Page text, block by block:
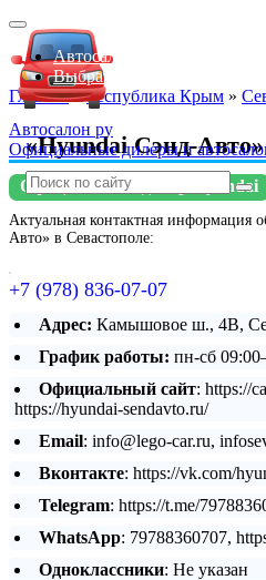
Автосалон ру
Официальные дилеры и
Автосалоны Lada
Выбрать город
Главная » Республика Крым »
«Hyundai Сэнд-
Официальный дилер Hyundai
Актуальная контактная информация
Авто» в Севастополе:
+7 (978) 836-07-07
Адрес: Камышовое ш., 4В,
График работы: пн-сб
Официальный сайт: https://
https://hyundai-sendavto.ru/
Email: info@lego-car.ru,
Вконтакте: https://vk.com/
Telegram: https://t.me/
WhatsApp: 79788360707,
Одноклассники: Не указан